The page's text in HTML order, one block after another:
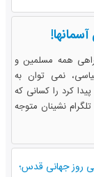
همه مسلمین و
نمی توان به
کرد را کسانی که
نشینان متوجه
روز جهانی قدس؛